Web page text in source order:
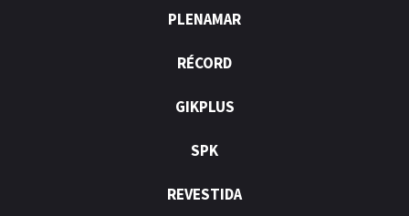
PLENAMAR
RÉCORD
GIKPLUS
SPK
REVESTIDA